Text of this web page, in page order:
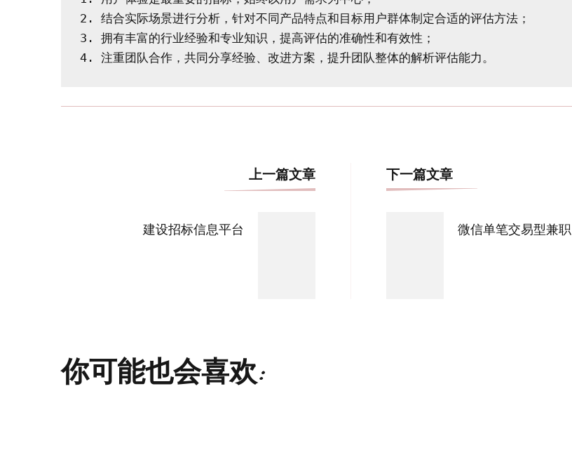
2. 结合实际场景进行分析，针对不同产品特点和目标用户群体制定合适的评估方法；
3. 拥有丰富的行业经验和专业知识，提高评估的准确性和有效性；
上一篇文章
建设招标信息平台
下一篇文章
微信单笔交易型兼职
你可能也会喜欢: